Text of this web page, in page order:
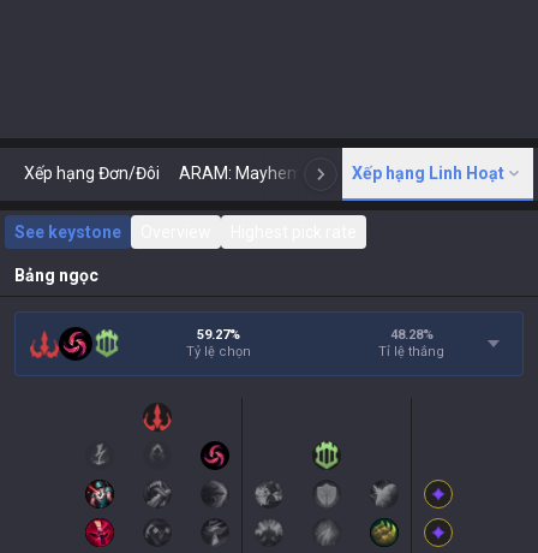
Xếp hạng Đơn/Đôi ARAM: Mayhem Cổ điển N ARENA
Xếp hạng Linh Hoạt
See keystone
Bảng ngọc
59.27%
Tỷ lệ chọn
48.28%
Tỉ lệ thắng